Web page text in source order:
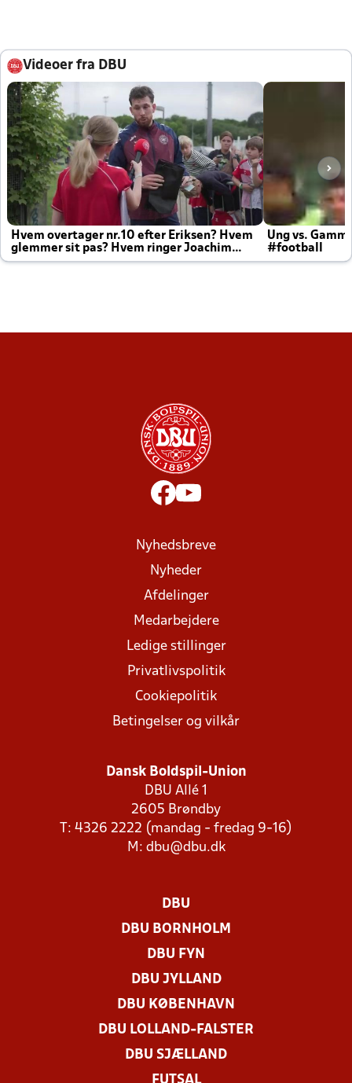
Videoer fra DBU
Hvem overtager nr.10 efter Eriksen? Hvem
glemmer sit pas? Hvem ringer Joachim
altid til efter kampe?
Ung vs.
#football
Nyhedsbreve
Nyheder
Afdelinger
Medarbejdere
Ledige stillinger
Privatlivspolitik
Cookiepolitik
Betingelser og vilkår
Dansk Boldspil-Union
DBU Allé 1
2605 Brøndby
T: 4326 2222 (mandag - fredag 9-16)
M: dbu@dbu.dk
DBU
DBU BORNHOLM
DBU FYN
DBU JYLLAND
DBU KØBENHAVN
DBU LOLLAND-FALSTER
DBU SJÆLLAND